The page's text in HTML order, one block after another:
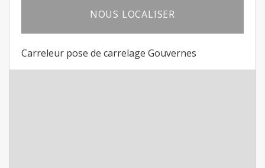
NOUS LOCALISER
Carreleur pose de carrelage Gouvernes